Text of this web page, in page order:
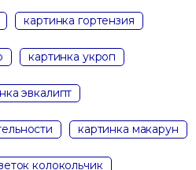
картинка гортензия
картинка укроп
эвкалипт
картинка макарун
колокольчик